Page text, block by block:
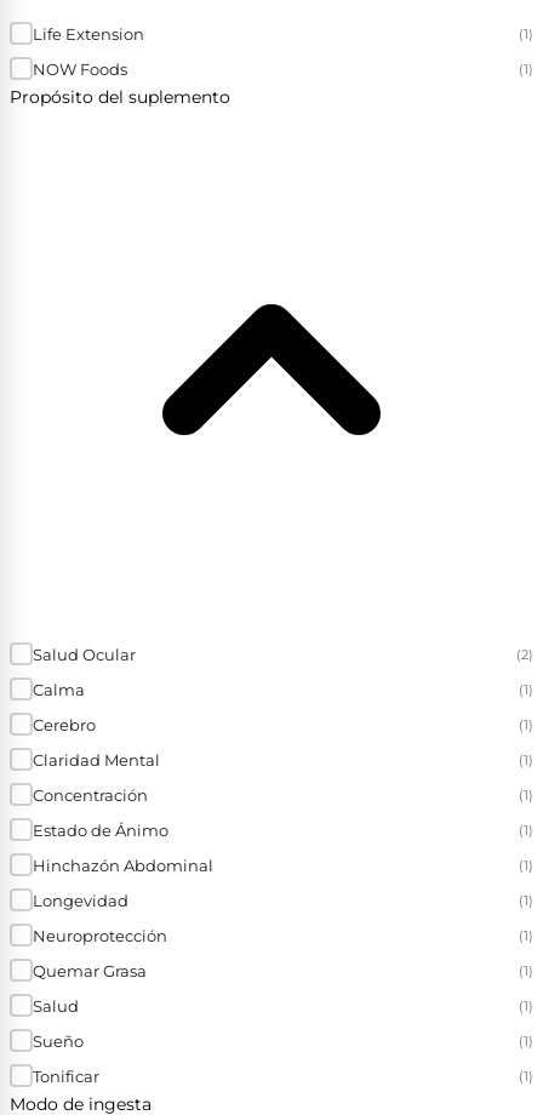
Life Extension (1)
NOW Foods (1)
Propósito del suplemento
Salud Ocular (2)
Calma (1)
Cerebro (1)
Claridad Mental (1)
Concentración (1)
Estado de Ánimo (1)
Hinchazón Abdominal (1)
Longevidad (1)
Neuroprotección (1)
Quemar Grasa (1)
Salud (1)
Sueño (1)
Tonificar (1)
Modo de ingesta